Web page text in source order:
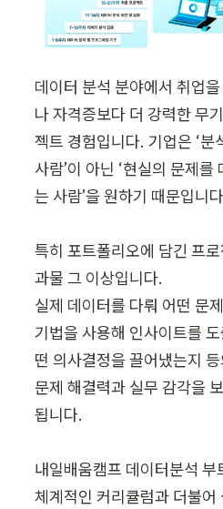
데이터 분석 분야에서 취업
나 자격증보다 더 강력한 무
젝트 경험입니다. 기업은 ‘분
사람’이 아닌 ‘현실의 문제
는 사람’을 원하기 때문입니
특히 포트폴리오에 담긴 프
과물 그 이상입니다.
실제 데이터를 다뤄 어떤 문
기법을 사용해 인사이트를
떤 의사결정을 끌어냈는지
문제 해결력과 실무 감각을
됩니다.
내일배움캠프 데이터분석
체계적인 커리큘럼과 더불